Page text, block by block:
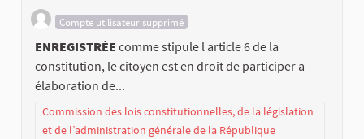
Compte utilisateur supprimé
ENREGISTRÉE comme stipule l article 6 de la
constitution, le citoyen est en droit de participer a
élaboration de...
Commission des lois constitutionnelles, de la législation
et de l’administration générale de la République